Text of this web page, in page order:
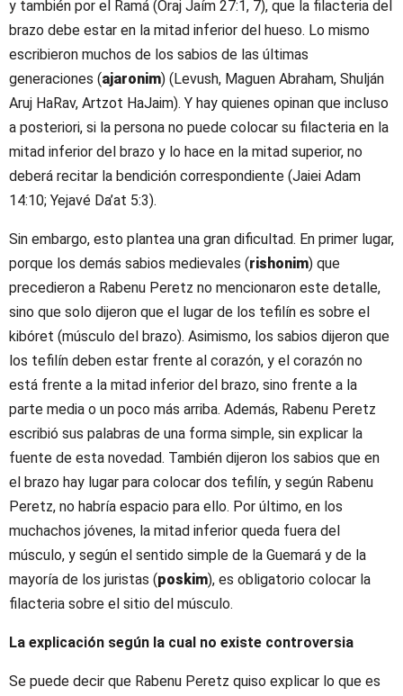
y también por el Ramá (Oraj Jaím 27:1, 7), que la filacteria del
brazo debe estar en la mitad inferior del hueso. Lo mismo
escribieron muchos de los sabios de las últimas
generaciones (ajaronim) (Levush, Maguen Abraham, Shulján
Aruj HaRav, Artzot HaJaim). Y hay quienes opinan que incluso
a posteriori, si la persona no puede colocar su filacteria en la
mitad inferior del brazo y lo hace en la mitad superior, no
deberá recitar la bendición correspondiente (Jaiei Adam
14:10; Yejavé Da’at 5:3).
Sin embargo, esto plantea una gran dificultad. En primer lugar,
porque los demás sabios medievales (rishonim) que
precedieron a Rabenu Peretz no mencionaron este detalle,
sino que solo dijeron que el lugar de los tefilín es sobre el
kibóret (músculo del brazo). Asimismo, los sabios dijeron que
los tefilín deben estar frente al corazón, y el corazón no
está frente a la mitad inferior del brazo, sino frente a la
parte media o un poco más arriba. Además, Rabenu Peretz
escribió sus palabras de una forma simple, sin explicar la
fuente de esta novedad. También dijeron los sabios que en
el brazo hay lugar para colocar dos tefilín, y según Rabenu
Peretz, no habría espacio para ello. Por último, en los
muchachos jóvenes, la mitad inferior queda fuera del
músculo, y según el sentido simple de la Guemará y de la
mayoría de los juristas (poskim), es obligatorio colocar la
filacteria sobre el sitio del músculo.
La explicación según la cual no existe controversia
Se puede decir que Rabenu Peretz quiso explicar lo que es